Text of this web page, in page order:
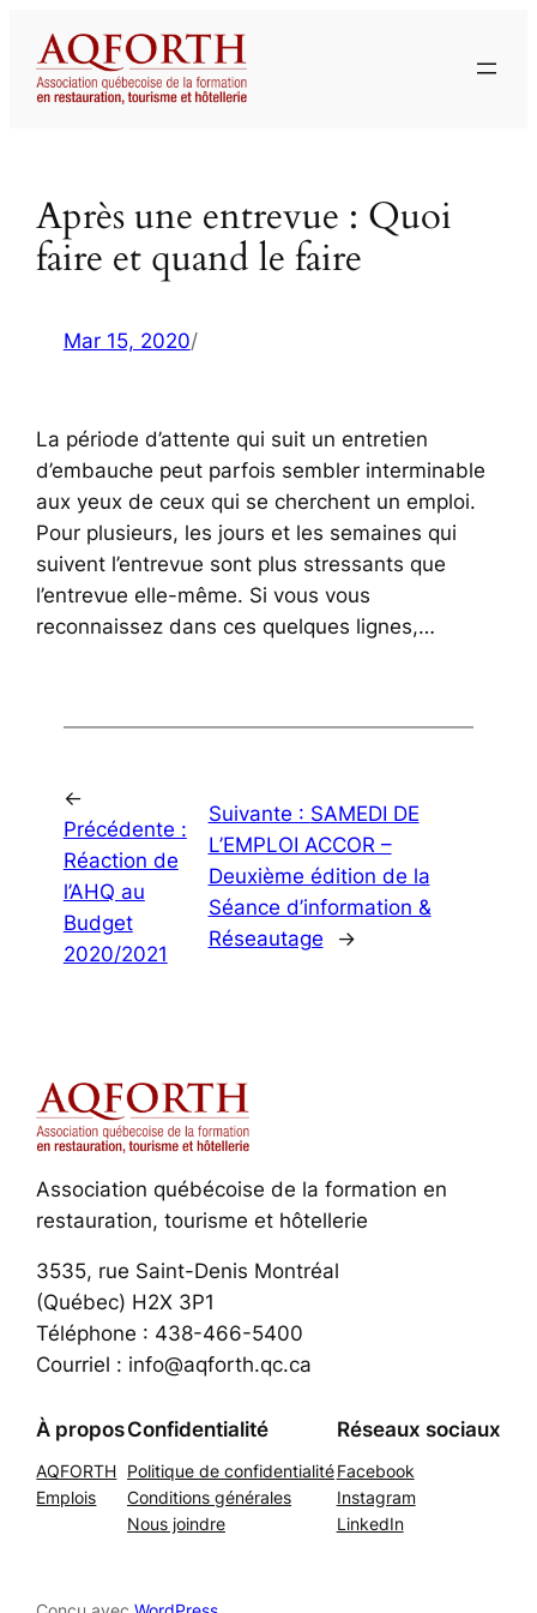
contenu
Après une entrevue : Quoi
faire et quand le faire
Mar 15, 2020/
La période d’attente qui suit un entretien
d’embauche peut parfois sembler interminable
aux yeux de ceux qui se cherchent un emploi.
Pour plusieurs, les jours et les semaines qui
suivent l’entrevue sont plus stressants que
l’entrevue elle-même. Si vous vous
reconnaissez dans ces quelques lignes,…
←
Précédente :
Réaction de
l’AHQ au
Budget
2020/2021
Suivante : SAMEDI DE
L’EMPLOI ACCOR –
Deuxième édition de la
Séance d’information &
Réseautage
→
Association québécoise de la formation en
restauration, tourisme et hôtellerie
3535, rue Saint-Denis Montréal
(Québec) H2X 3P1
Téléphone : 438-466-5400
Courriel : info@aqforth.qc.ca
À propos
AQFORTH
Emplois
Confidentialité
Politique de confidentialité
Conditions générales
Nous joindre
Réseaux sociaux
Facebook
Instagram
LinkedIn